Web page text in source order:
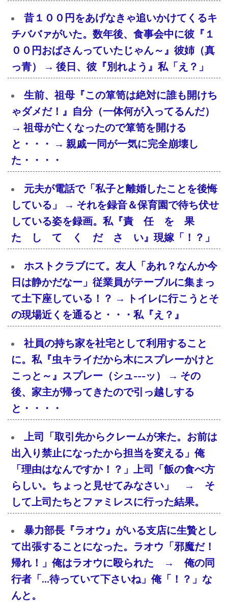
昔１００円をあげなきゃ追いかけてくるキ
チババァがいた。数年後、食事会中に彼『１
００円おばさんっていたじゃん～』彼姉（真
っ青） → 後日、彼『別れよう』私「え？」
生前、祖母『この箪笥は絶対に誰も開けち
ゃダメだ！』自分（一体何が入ってるんだ）
→ 祖母が亡くなったので箪笥を開ける
と・・・ → 親戚一同が一気に完全崩壊し
た・・・・
元夫が電話で「私子と離婚したことを後悔
している」 → それを録音＆保育園で待ち伏せ
している姿を録画。私『責 任 を 果
た し て く だ さ い』現嫁「！？」
ホストクラブにて。友人「あれ？なんか今
日は静かだなー」従業員がテーブルに集まっ
て土下座している！？ → トイレに行こうとそ
の現場近くを通ると・・・私『え？』
社員の持ち家を社宅として利用すること
に。私『虫キライだから木にスプレーかけと
こっと～』スプレー（シュ---ッ） → その
後、家主が帰ってきたので引っ越しする
と・・・・
上司「取引先からクレームが来た。お前は
出入り禁止になったから担当を変える」俺
「理由はなんですか！？」上司「飯の食べ方
らしい。ちょっと見せてみなさい」 → そ
して上司たちとファミレスに行った結果。
暴力部長『ラオウ』がいる支店に生贄とし
て出張することになった。ラオウ「邪魔だ！
帰れ！」俺はラオウに殴られた → 俺の同
行者「…待っていて下さいね」俺「！？」な
んと。